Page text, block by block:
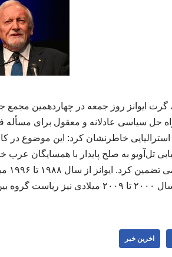
ایوانز روز جمعه در چهاردهمین مجمع
حل سیاسی عادلانه و معقول برای مسأله
خاطرنشان کرد: این موضوع در
تل‌آویو به صلح پایدار با همسایگان
نیز ریاست گروه بین‌المللی بحران را بر عهده داشت. ۲۱۹
اخرین خبر